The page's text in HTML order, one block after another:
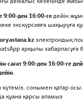
мәдениет пен
мансап
салада
президенті
рөл атқарды.
9:00-ден 16:00-ге дейін
экскурсияға шақыруға
электрондық
арқылы хабарласуға
сағат 9:00-ден 16:00-ге
.
күтеміз, сонымен қатар
қуана қарсы аламыз